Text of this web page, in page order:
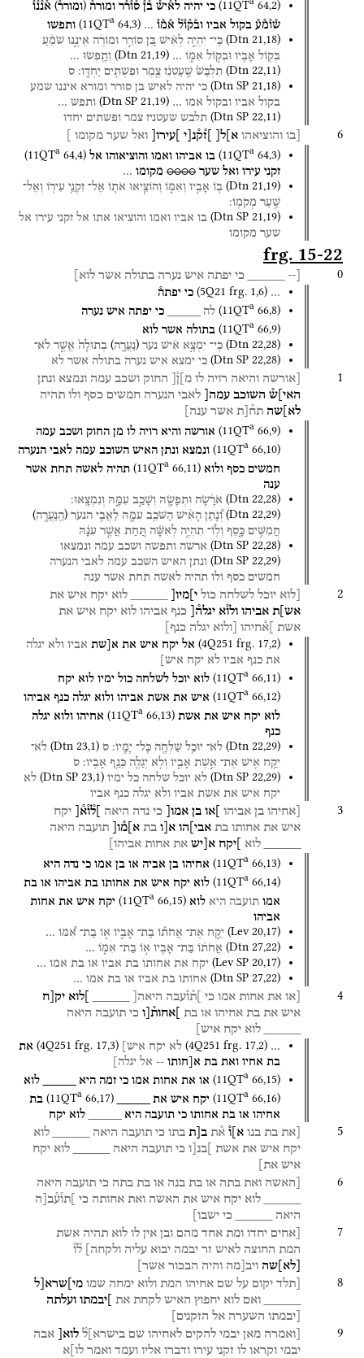
(11QT 64,2) כי יהיה לא֯יש֯ ב֯ן֯ ס֯ו֯ר֯ר ומורה֯ (ומורר֯) א֯נ֯נ֯ו֯
ש֯ו֯מ֯ע֯ בקול אביו וב֯ק֯ו֯ל֯ א֯מ֯ו֯ …
(11QTa 64,3) ותפשו
(Dtn 21,18) כִּֽי־ יִהְיֶ֣ה לְאִ֗ישׁ בֵּ֚ן סוֹרֵ֣ר וּמוֹרֶ֔ה אֵינֶ֣נּוּ שֹׁמֵ֔עַ
בְּק֥וֹל אָבִ֖יו וּבְק֣וֹל אִמּ֑וֹ …
(Dtn 21,19) וְתָ֥פְשׂוּ …
(Dtn 22,11) תִלְבַּשׁ֙ שַֽׁעַטְנֵ֔ז צֶ֥מֶר וּפִשְׁתִּ֖ים יַחְדָּֽו׃ ס
(Dtn SP 21,18) כי יהיה לאיש בן סורר ומורא איננו שמע
בקול אביו ובקול אמו …
(Dtn SP 21,19) ותפש …
(Dtn SP 22,11) תלבש שעטניז צמר ופשתים יחדו
6 [בו והוציאהו א]ל[ ]ז֯ק֯נ[י ]עירו[ ואל שער מקומו ]
(11QTa 64,3) בו אביהו ואמו והוציאוהו אל (11QTa 64,4)
זקני עירו ואל שער ○○○○ מקומו …
(Dtn 21,19) ב֖וֹ אָבִ֣יו וְאִמּ֑וֹ וְהוֹצִ֧יאוּ אֹת֛וֹ אֶל־ זִקְנֵ֥י עִיר֖וֹ וְאֶל־
שַׁ֥עַר מְקֹמֽוֹ׃
(Dtn SP 21,19) בו אביו ואמו והוציאו אתו אל זקני עירו אל
שער מקומו
frg. 15-22
0
[-- כי יפתה איש נערה בתולה אשר לוא]
…
(5Q21 frg. 1,6) כי יפתה֯
(11QTa 66,8) לה כי יפתה איש נערה
(11QTa 66,9) בתולה אשר לוא
(Dtn 22,28) כִּֽי־ יִמְצָ֣א אִ֗ישׁ נער (נַעֲרָ֤ה) בְתוּלָה֙ אֲשֶׁ֣ר לֹא־
(Dtn SP 22,28) כי ימצא איש נערה בתולה אשר לא
1 [אורשה והיאה רויה לו מ]ן֯[ החוק ושכב עמה ונמצא ונתן
האי]ש֯ השוכב עמה[ לאבי הנערה חמשים כסף ולו תהיה
לא]שה תח֯[ת אשר ענה]
(11QTa 66,9) אורשה והיא רויה לו מן החוק ושכב עמה
(11QTa 66,10) ונמצא ונתן האיש השוכב עמה לאבי הנערה
חמשים כסף ולוא (11QTa 66,11) תהיה לאשה תחת אשר
ענה
(Dtn 22,28) אֹרָ֔שָׂה וּתְפָשָׂ֖הּ וְשָׁכַ֣ב עִמָּ֑הּ וְנִמְצָֽאוּ׃
(Dtn 22,29) וְ֠נָתַן הָאִ֨ישׁ הַשֹּׁכֵ֥ב עִמָּ֛הּ לַאֲבִ֥י הנער (הַֽנַּעֲרָ֖ה)
חֲמִשִּׁ֣ים כָּ֑סֶף וְלֽוֹ־ תִהְיֶ֣ה לְאִשָּׁ֗ה תַּ֚חַת אֲשֶׁ֣ר עִנָּ֔הּ
(Dtn SP 22,28) ארשה ותפשה ושכב עמה ונמצאו
(Dtn SP 22,29) ונתן האיש השכב עמה לאבי הנערה
חמשים כסף ולו תהיה לאשה תחת אשר ענה
2 [לוא יוכל לשלחה כול י]מיו[ לוא יקח איש את
אש]ת אביהו ולו֯א יגלה֯[ כנף אביהו לוא יקח איש את
אשת
]א֯חיהו [ולוא יגלה כנף]
(4Q251 frg. 17,2) אל יקח איש את א[שת אביו ולא יגלה
את כנף אביו לא יקח איש]
(11QTa 66,11) לוא יוכל לשלחה כול ימיו לוא יקח
(11QTa 66,12) איש את אשת אביהו ולוא יגלה כנף אביהו
לוא יקח איש את אשת (11QTa 66,13) אחיהו ולוא יגלה
כנף
(Dtn 22,29) לֹא־ יוּכַ֥ל שַׁלְּחָ֖ה כָּל־ יָמָֽיו׃ ס (Dtn 23,1)
לֹא־
יִקַּ֥ח אִ֖ישׁ אֶת־ אֵ֣שֶׁת אָבִ֑יו וְלֹ֥א יְגַלֶּ֖ה כְּנַ֥ף אָבִֽיו׃ ס
(Dtn SP 22,29) לא יוכל שלחה כל ימיו (Dtn SP 23,1)
לא
יקח איש את אשת אביו ולא יגלה כנף אביו
3 [אחיהו בן אביהו ]או בן אמו[ כי נדה היאה ]ל֯ו֯א֯[
יקח
איש את אחותו בת אבי]הו א[ו בת א]מ֯ו[ תועבה היאה
לוא ]יקח א[יש את אחות אביהו]
(11QTa 66,13) אחיהו בן אביה או בן אמו כי נדה היא
(11QTa 66,14) לוא יקח איש את אחותו בת אביהו או בת
אמו תועבה היא לוא (11QTa 66,15) יקח איש את אחות
אביהו
(Lev 20,17) יִקַּ֣ח אֶת־ אֲחֹת֡וֹ בַּת־ אָבִ֣יו א֣וֹ בַת־ אִ֠מּוֹ …
(Dtn 27,22) אֲחֹת֔וֹ בַּת־ אָבִ֖יו א֣וֹ בַת־ אִמּ֑וֹ …
(Lev SP 20,17) יקח את אחותו בת אביו או בת אמו …
(Dtn SP 27,22) אחותו בת אביו או בת אמו …
4 [או את אחות אמו כי ]ת֯ו֯עבה היאה[ ]לוא יק[ח
איש את בת אחיהו או בת ]אחות֯[ו כי תועבה היאה
לוא יקח איש]
…
(4Q251 frg. 17,2) לא יקח איש] (4Q251 frg. 17,3)
את
בת אחיו ואת בת א[חותו -- אל יגלה]
(11QTa 66,15) או את אחות אמו כי זמה היא לוא
(11QTa 66,16) יקח איש את (11QTa 66,17)
בת
אחיהו או בת אחותו כי תועבה היא לוא יקח
5 [את בת בנו א]ו֯ א֯ת ב[ת בתו כי תועבה היאה
לוא
יקח איש את אשת ]בנ[ו כי תועבה היאה לוא יקח
איש את]
6 [האשה ואת בתה או בת בנה או בת בתה כי תועבה היאה
לוא יקח איש את האשה ואת אחותה כי
]תו֯ע֯ב[ה
היאה
כי ישבו]
7 [אחים יחדו ומת אחד מהם ובן אין לו לוא תהיה אשת
המת החוצה לאיש זר יבמה יבוא עליה ולקחה]
ל֯ו֯
לא שה ויב[מה והיה הבכור אשר]
8 [תלד יקום על שם אחיהו המת ולוא ימחה שמו מי]שרא[ל
ואם לוא יחפוץ האיש לקחת את ]יבמתו ועלתה
[יבמתו השערה אל הזקנים]
9 [ואמרה מאן יבמי להקים לאחיהו שם בישרא]ל֯ לוא[
אבה
יבמי וקראו לו זקני עירו ודברו אליו ועמד ואמר לו]א